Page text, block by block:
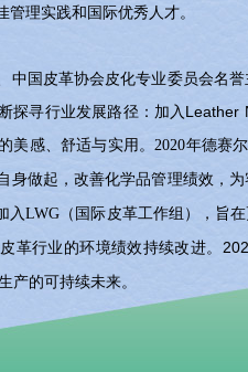
理实践和国际优秀人才。
国皮革协会皮化专业委员会名誉
寻行业发展路径：加入Leather
美感、舒适与实用。2020年德赛
身做起，改善化学品管理绩效，
入LWG（国际皮革工作组），旨
革行业的环境绩效持续改进。
产的可持续未来。